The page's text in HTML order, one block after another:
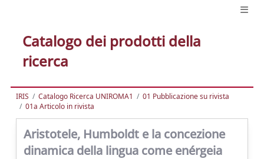
Catalogo dei prodotti della
ricerca
IRIS Catalogo Ricerca UNIROMA1
01 Pubblicazione su rivista
01a Articolo in rivista
Aristotele, Humboldt e la concezione
dinamica della lingua come enérgeia